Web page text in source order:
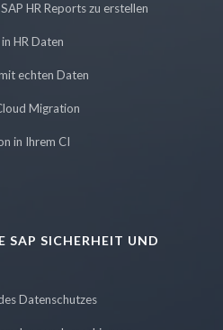
HR Reports zu erstellen
HR Daten
echten Daten
Migration
in Ihrem CI
SAP SICHERHEIT UND
Datenschutzes